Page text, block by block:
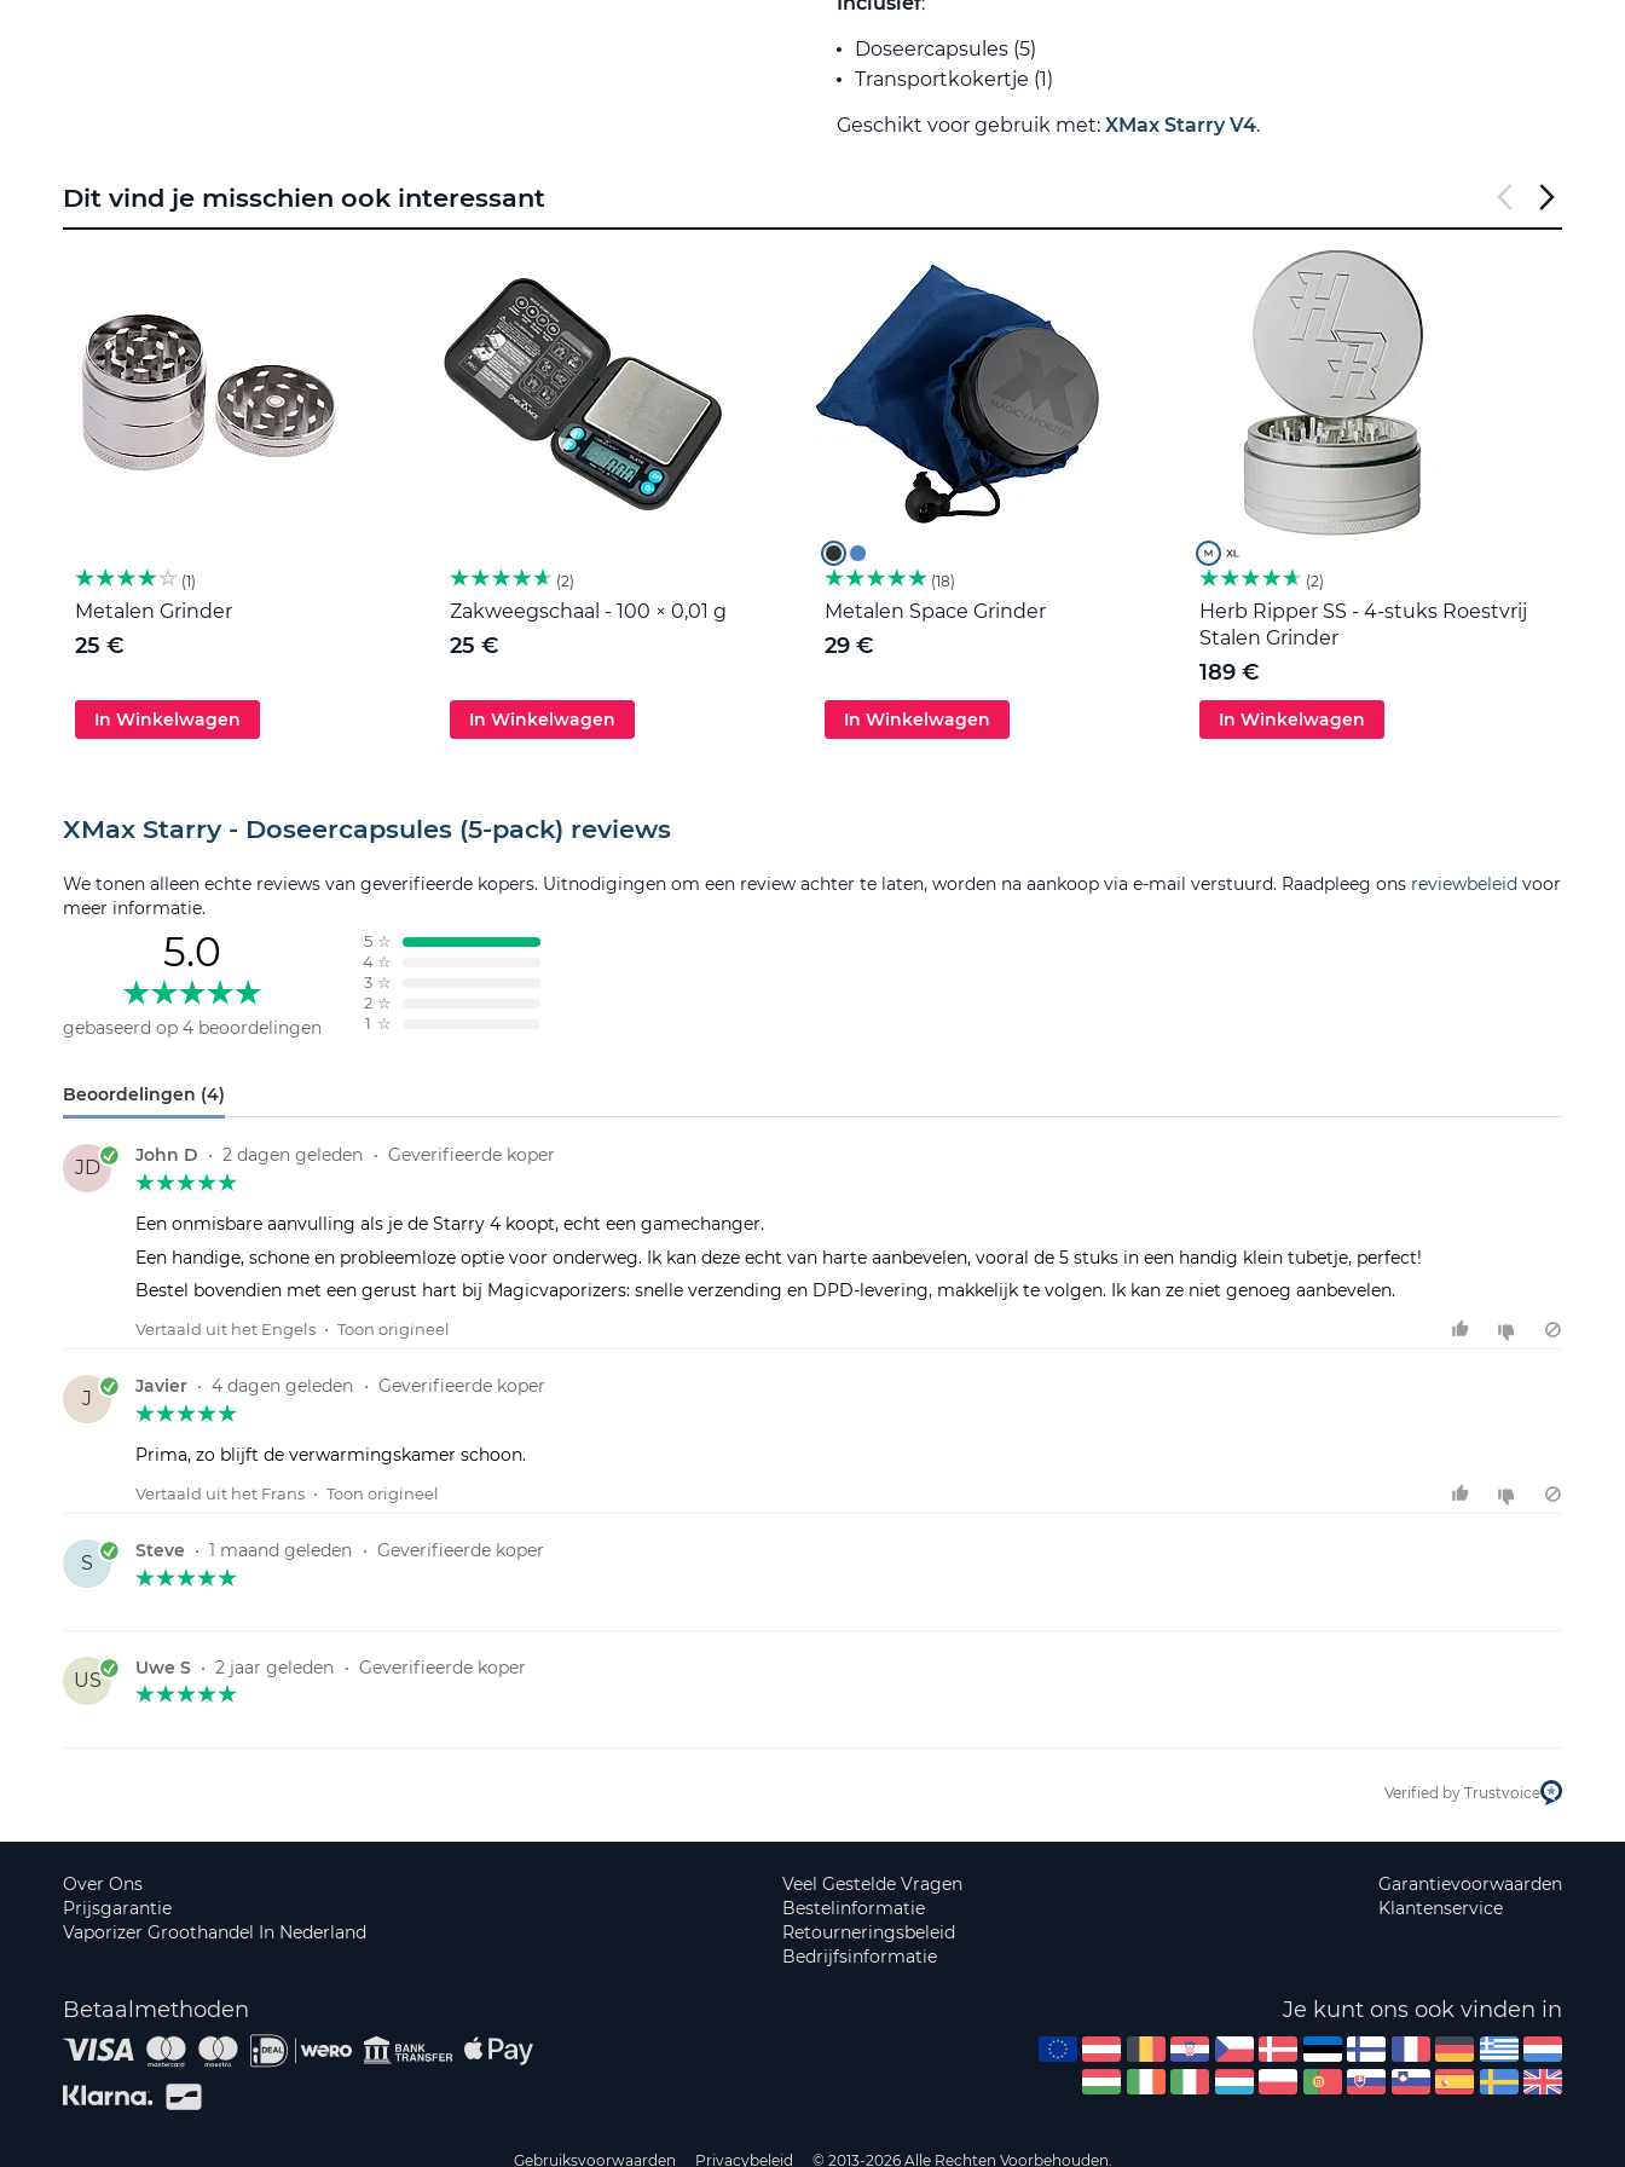
Doseercapsules (5)
Transportkokertje (1)
Geschikt voor gebruik met: XMax Starry V4.
Dit vind je misschien ook interessant
1
Metalen Grinder
25 €
In Winkelwagen
2
Zakweegschaal - 100 × 0,01 g
25 €
In Winkelwagen
18
Metalen Space Grinder
29 €
In Winkelwagen
2
Herb Ripper SS - 4-stuks Roestvrij
Stalen Grinder
189 €
In Winkelwagen
XMax Starry - Doseercapsules (5-pack) reviews
We tonen alleen echte reviews van geverifieerde kopers. Uitnodigingen om een review achter te laten, worden na aankoop via e-mail verstuurd. Raadpleeg ons reviewbeleid voor
meer informatie.
5.0
gebaseerd op 4 beoordelingen
5 ☆
4 ☆
3 ☆
2 ☆
1 ☆
Beoordelingen (4)
JD
John D • 2 dagen geleden • Geverifieerde koper
Een onmisbare aanvulling als je de Starry 4 koopt, echt een gamechanger.
Een handige, schone en probleemloze optie voor onderweg. Ik kan deze echt van harte aanbevelen, vooral de 5 stuks in een handig klein tubetje, perfect!
Bestel bovendien met een gerust hart bij Magicvaporizers: snelle verzending en DPD-levering, makkelijk te volgen. Ik kan ze niet genoeg aanbevelen.
Vertaald uit het Engels • Toon origineel
J
Javier • 4 dagen geleden • Geverifieerde koper
Prima, zo blijft de verwarmingskamer schoon.
Vertaald uit het Frans • Toon origineel
S
Steve • 1 maand geleden • Geverifieerde koper
US
Uwe S • 2 jaar geleden • Geverifieerde koper
Verified by Trustvoice
Over Ons
Prijsgarantie
Vaporizer Groothandel In Nederland
Veel Gestelde Vragen
Bestelinformatie
Retourneringsbeleid
Bedrijfsinformatie
Garantievoorwaarden
Klantenservice
Betaalmethoden Je kunt ons ook vinden in
Gebruiksvoorwaarden Privacybeleid © 2013-2026 Alle Rechten Voorbehouden.